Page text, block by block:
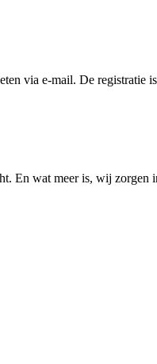
via e-mail. De registratie
En wat meer is, wij zorgen